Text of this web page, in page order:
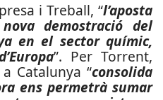
i Treball, “l’aposta
demostració del
en el sector químic,
”. Per Torrent,
Catalunya “consolida
ens permetrà sumar